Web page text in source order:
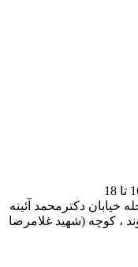
خیابان دکترمحمد آئینه
، کوچه (شهید غلامرضا